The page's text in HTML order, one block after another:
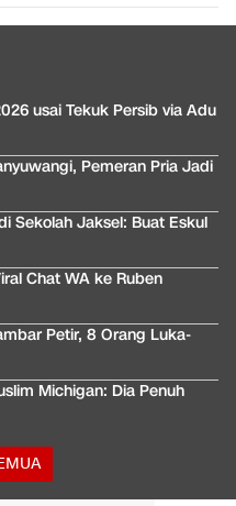
usai Tekuk Persib via Adu
Pemeran Pria Jadi
Sekolah Jaksel: Buat Eskul
Chat WA ke Ruben
Petir, 8 Orang Luka-
Michigan: Dia Penuh